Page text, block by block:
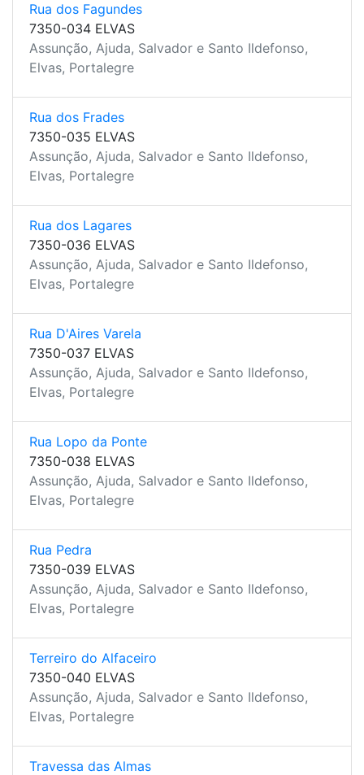
Rua dos Fagundes
7350-034 ELVAS
Assunção, Ajuda, Salvador e Santo Ildefonso,
Elvas, Portalegre
Rua dos Frades
7350-035 ELVAS
Assunção, Ajuda, Salvador e Santo Ildefonso,
Elvas, Portalegre
Rua dos Lagares
7350-036 ELVAS
Assunção, Ajuda, Salvador e Santo Ildefonso,
Elvas, Portalegre
Rua D'Aires Varela
7350-037 ELVAS
Assunção, Ajuda, Salvador e Santo Ildefonso,
Elvas, Portalegre
Rua Lopo da Ponte
7350-038 ELVAS
Assunção, Ajuda, Salvador e Santo Ildefonso,
Elvas, Portalegre
Rua Pedra
7350-039 ELVAS
Assunção, Ajuda, Salvador e Santo Ildefonso,
Elvas, Portalegre
Terreiro do Alfaceiro
7350-040 ELVAS
Assunção, Ajuda, Salvador e Santo Ildefonso,
Elvas, Portalegre
Travessa das Almas